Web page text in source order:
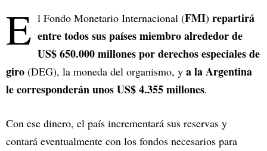
E l Fondo Monetario Internacional (FMI) repartirá
entre todos sus países miembro alrededor de
US$ 650.000 millones por derechos especiales de
giro (DEG), la moneda del organismo, y a la Argentina
le corresponderán unos US$ 4.355 millones.
Con ese dinero, el país incrementará sus reservas y
contará eventualmente con los fondos necesarios para